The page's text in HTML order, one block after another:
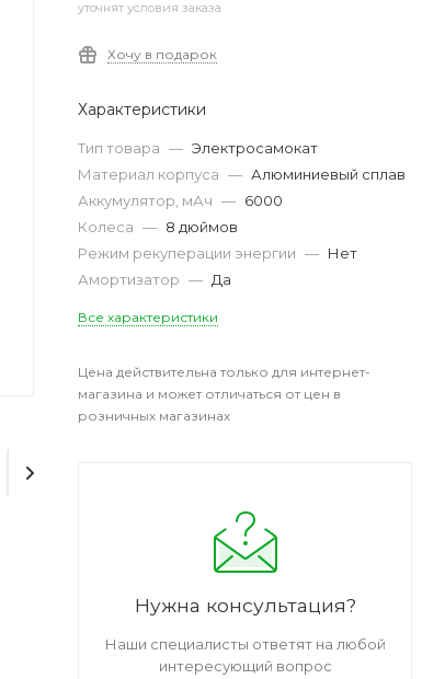
ДОПОЛНИТЕЛЬНО
уточнят условия заказа
Хочу в подарок
Характеристики
Тип товара — Электросамокат
Материал корпуса — Алюминиевый сплав
Аккумулятор, мАч — 6000
Колеса — 8 дюймов
Режим рекуперации энергии — Нет
Амортизатор — Да
Все характеристики
Цена действительна только для интернет-
магазина и может отличаться от цен в
розничных магазинах
Нужна консультация?
Наши специалисты ответят на любой
интересующий вопрос